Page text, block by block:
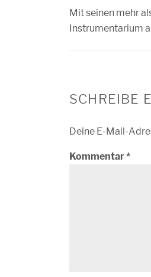
Mit seinen mehr
Instrumentarium
SCHREIBE
Deine E-Mail-
Kommentar*